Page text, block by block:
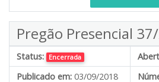
Pregão Presencial
Status: Encerrada
Publicado em: 03/09/2018